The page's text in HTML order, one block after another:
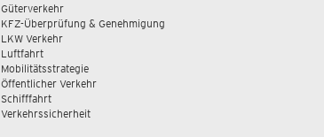
Güterverkehr
KFZ-Überprüfung & Genehmigung
LKW Verkehr
Luftfahrt
Mobilitätsstrategie
Öffentlicher Verkehr
Schifffahrt
Verkehrssicherheit